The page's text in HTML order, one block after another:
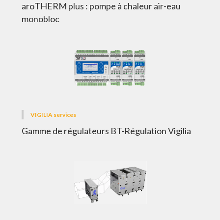
aroTHERM plus : pompe à chaleur air-eau
monobloc
VIGILIA services
Gamme de régulateurs BT-Régulation Vigilia